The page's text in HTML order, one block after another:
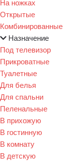
На ножках
Открытые
Комбинированные
Назначение
Под телевизор
Прикроватные
Туалетные
Для белья
Для спальни
Пеленальные
В прихожую
В гостинную
В комнату
В детскую